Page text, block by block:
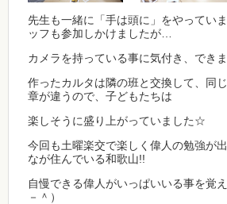
先生も一緒に「手は頭に」をやって
ッフも参加しかけましたが…
カメラを持っている事に気付き、できま
作ったカルタは隣の班と交換して、同
章が違うので、子どもたちは
楽しそうに盛り上がっていました☆
今回も土曜楽交で楽しく偉人の勉強が
なが住んでいる和歌山!!
自慢できる偉人がいっぱいいる事を覚
－＾）